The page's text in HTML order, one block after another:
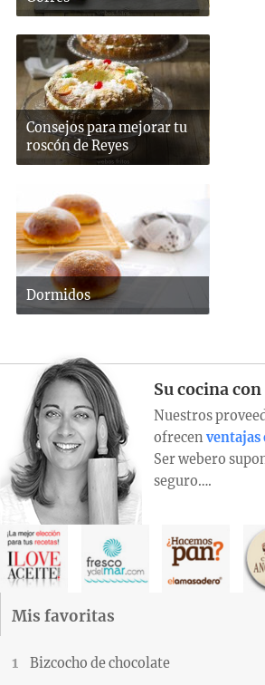
Consejos para mejorar tu
roscón de Reyes
Dormidos
Su cocina con
Nuestros
ofrecen ventajas
Ser webero
seguro….
Mis favoritas
Bizcocho de chocolate